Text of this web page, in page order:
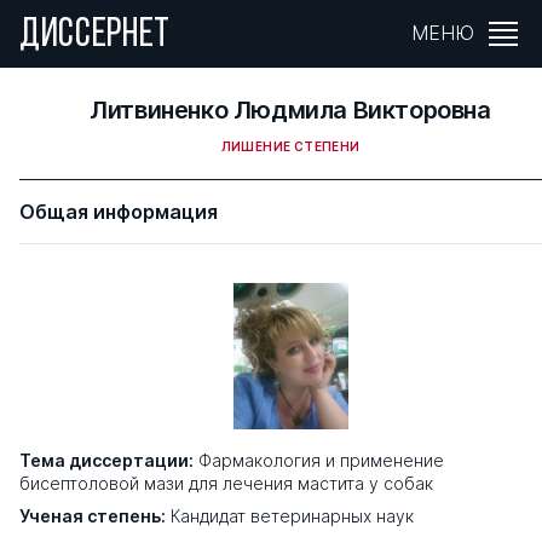
ДИССЕРНЕТ МЕНЮ
Литвиненко Людмила Викторовна
ЛИШЕНИЕ СТЕПЕНИ
Общая информация
Тема диссертации: Фармакология и применение
бисептоловой мази для лечения мастита у собак
Ученая степень: Кандидат ветеринарных наук